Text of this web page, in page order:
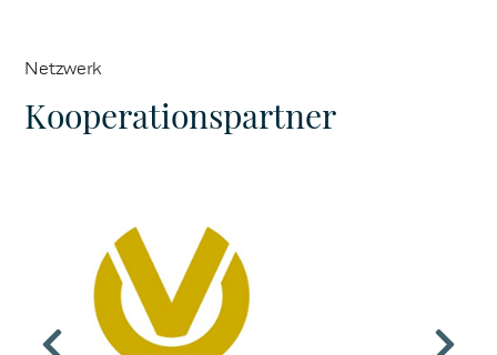
Netzwerk
Kooperationspartner